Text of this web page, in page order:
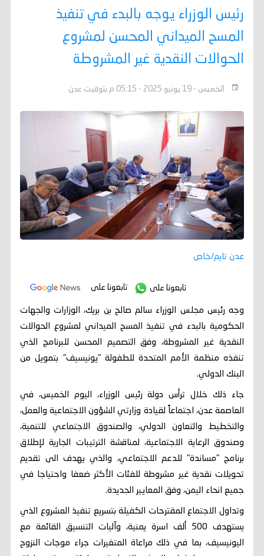
رئيس الوزراء يوجه بالبدء في تنفيذ
المسح الميداني المحسن لمشروع
الحوالات النقدية غير المشروطة
الخميس - 19 يونيو 2025 - 05:15 م بتوقيت عدن
عدن تايم/خاص
تابعونا على تابعونا على
وجه رئيس مجلس الوزراء سالم صالح بن بريك، الوزارات والجهات
الحكومية بالبدء في تنفيذ المسح الميداني لمشروع الحوالات
النقدية غير المشروطة، وفق التصميم المحسن للبرنامج الذي
تنفذه منظمة الأمم المتحدة للطفولة "يونيسيف" بتمويل من
البنك الدولي.
جاء ذلك خلال ترأس دولة رئيس الوزراء، اليوم الخميس، في
العاصمة عدن، اجتماعاً لقيادة وزارتي الشؤون الاجتماعية والعمل،
والتخطيط والتعاون الدولي، والصندوق الاجتماعي للتنمية،
وصندوق الرعاية الاجتماعية، لمناقشة الترتيبات الجارية لإطلاق
برنامج "مساندة" للدعم الاجتماعي، والذي يهدف الى تقديم
تحويلات نقدية غير مشروطة للفئات الأكثر ضعفا واحتياجا في
جميع انحاء اليمن، وفق المعايير الجديدة.
وتداول الاجتماع المقترحات الكفيلة بتسريع تنفيذ المشروع الذي
يستهدف 500 ألف اسرة يمنية، وآليات التنسيق القائمة مع
اليونيسيف، بما في ذلك مراعاة المتغيرات جراء موجات النزوح